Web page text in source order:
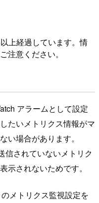
上経過しています。情
注意ください。
アラームとして設定
たいメトリクス情報がマ
い場合があります。
信されていないメトリク
示されないためです。
メトリクス監視設定を